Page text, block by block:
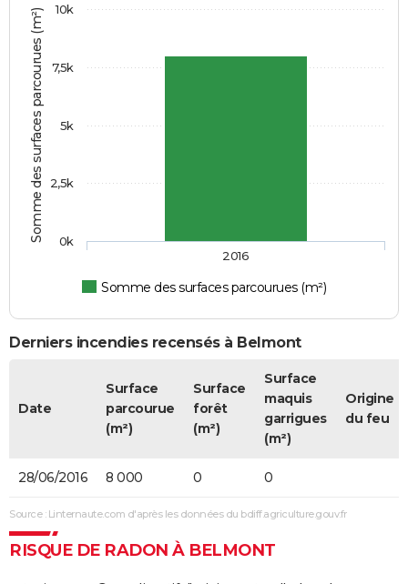
Somme des surfaces parcourues (m²)
Somme des surfaces parcourues (m²)
2016
0k
2,5k
5k
7,5k
10k
Derniers incendies recensés à Belmont
Date
Surface
parcourue
(m²)
Surface
forêt
(m²)
Surface
maquis
garrigues
(m²)
Origine
du feu
28/06/2016 8 000 0 0
Source : Linternaute.com d'après les données du bdiff.agriculture.gouv.fr
RISQUE DE RADON À BELMONT